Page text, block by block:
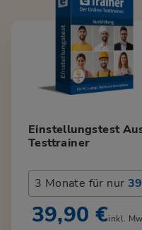
Einstellungstest
Testtrainer
3 Monate für nur
39,90 €inkl.